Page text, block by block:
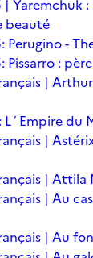
| Yaremchuk
beauté
Perugino -
Pissarro :
|
du
|
| Attila
| Au
| Au